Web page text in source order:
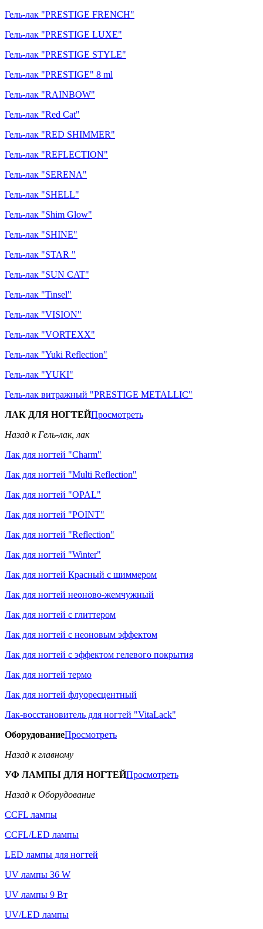
Гель-лак "PRESTIGE FRENCH"
Гель-лак "PRESTIGE LUXE"
Гель-лак "PRESTIGE STYLE"
Гель-лак "PRESTIGE" 8 ml
Гель-лак "RAINBOW"
Гель-лак "Red Cat"
Гель-лак "RED SHIMMER"
Гель-лак "REFLECTION"
Гель-лак "SERENA"
Гель-лак "SHELL"
Гель-лак "Shim Glow"
Гель-лак "SHINE"
Гель-лак "STAR "
Гель-лак "SUN CAT"
Гель-лак "Tinsel"
Гель-лак "VISION"
Гель-лак "VORTEXX"
Гель-лак "Yuki Reflection"
Гель-лак "YUKI"
Гель-лак витражный "PRESTIGE METALLIC"
ЛАК ДЛЯ НОГТЕЙПросмотреть
Назад к Гель-лак, лак
Лак для ногтей "Charm"
Лак для ногтей "Multi Reflection"
Лак для ногтей "OPAL"
Лак для ногтей "POINT"
Лак для ногтей "Reflection"
Лак для ногтей "Winter"
Лак для ногтей Красный с шиммером
Лак для ногтей неоново-жемчужный
Лак для ногтей с глиттером
Лак для ногтей с неоновым эффектом
Лак для ногтей с эффектом гелевого покрытия
Лак для ногтей термо
Лак для ногтей флуоресцентный
Лак-восстановитель для ногтей "VitaLack"
ОборудованиеПросмотреть
Назад к главному
УФ ЛАМПЫ ДЛЯ НОГТЕЙПросмотреть
Назад к Оборудование
CCFL лампы
CCFL/LED лампы
LED лампы для ногтей
UV лампы 36 W
UV лампы 9 Вт
UV/LED лампы